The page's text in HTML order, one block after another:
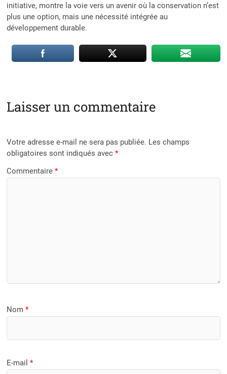
initiative, montre la voie vers un avenir où la conservation n’est
plus une option, mais une nécessité intégrée au
développement durable.
Laisser un commentaire
Votre adresse e-mail ne sera pas publiée. Les champs
obligatoires sont indiqués avec*
Commentaire*
Nom*
E-mail*